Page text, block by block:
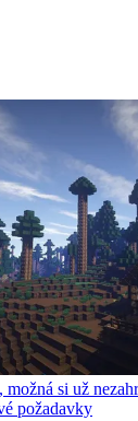
možná si už
požadavky